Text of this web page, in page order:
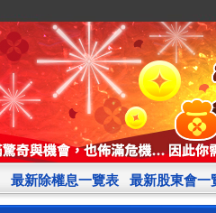
最新除權息一覽表 最新股東會一